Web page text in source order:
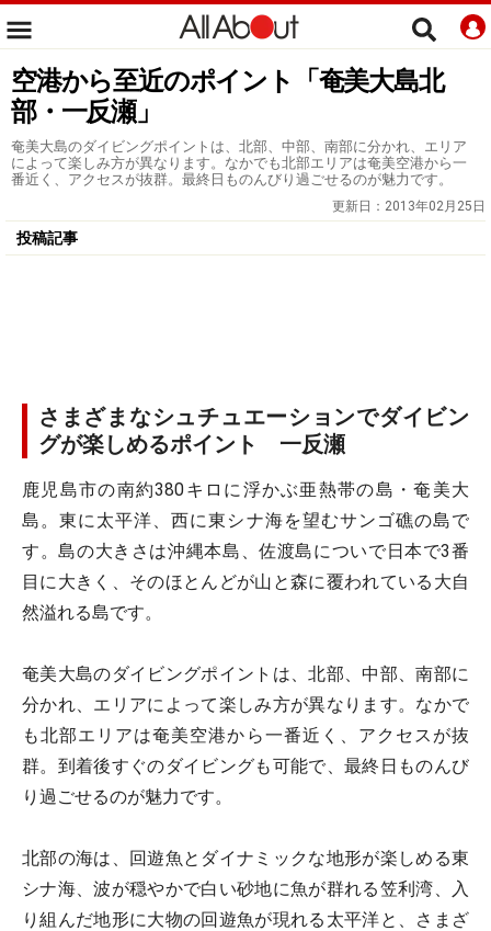
空港から至近のポイント「奄美大島北
部・一反瀬」
奄美大島のダイビングポイントは、北部、中部、南部に分かれ、エリア
によって楽しみ方が異なります。なかでも北部エリアは奄美空港から一
番近く、アクセスが抜群。最終日ものんびり過ごせるのが魅力です。
更新日： 2013年02月25日
投稿記事
さまざまなシュチュエーションでダイビン
グが楽しめるポイント 一反瀬
鹿児島市の南約380キロに浮かぶ亜熱帯の島・奄美大
島。東に太平洋、西に東シナ海を望むサンゴ礁の島で
す。島の大きさは沖縄本島、佐渡島についで日本で3番
目に大きく、そのほとんどが山と森に覆われている大自
然溢れる島です。
奄美大島のダイビングポイントは、北部、中部、南部に
分かれ、エリアによって楽しみ方が異なります。なかで
も北部エリアは奄美空港から一番近く、アクセスが抜
群。到着後すぐのダイビングも可能で、最終日ものんび
り過ごせるのが魅力です。
北部の海は、回遊魚とダイナミックな地形が楽しめる東
シナ海、波が穏やかで白い砂地に魚が群れる笠利湾、入
り組んだ地形に大物の回遊魚が現れる太平洋と、さまざ